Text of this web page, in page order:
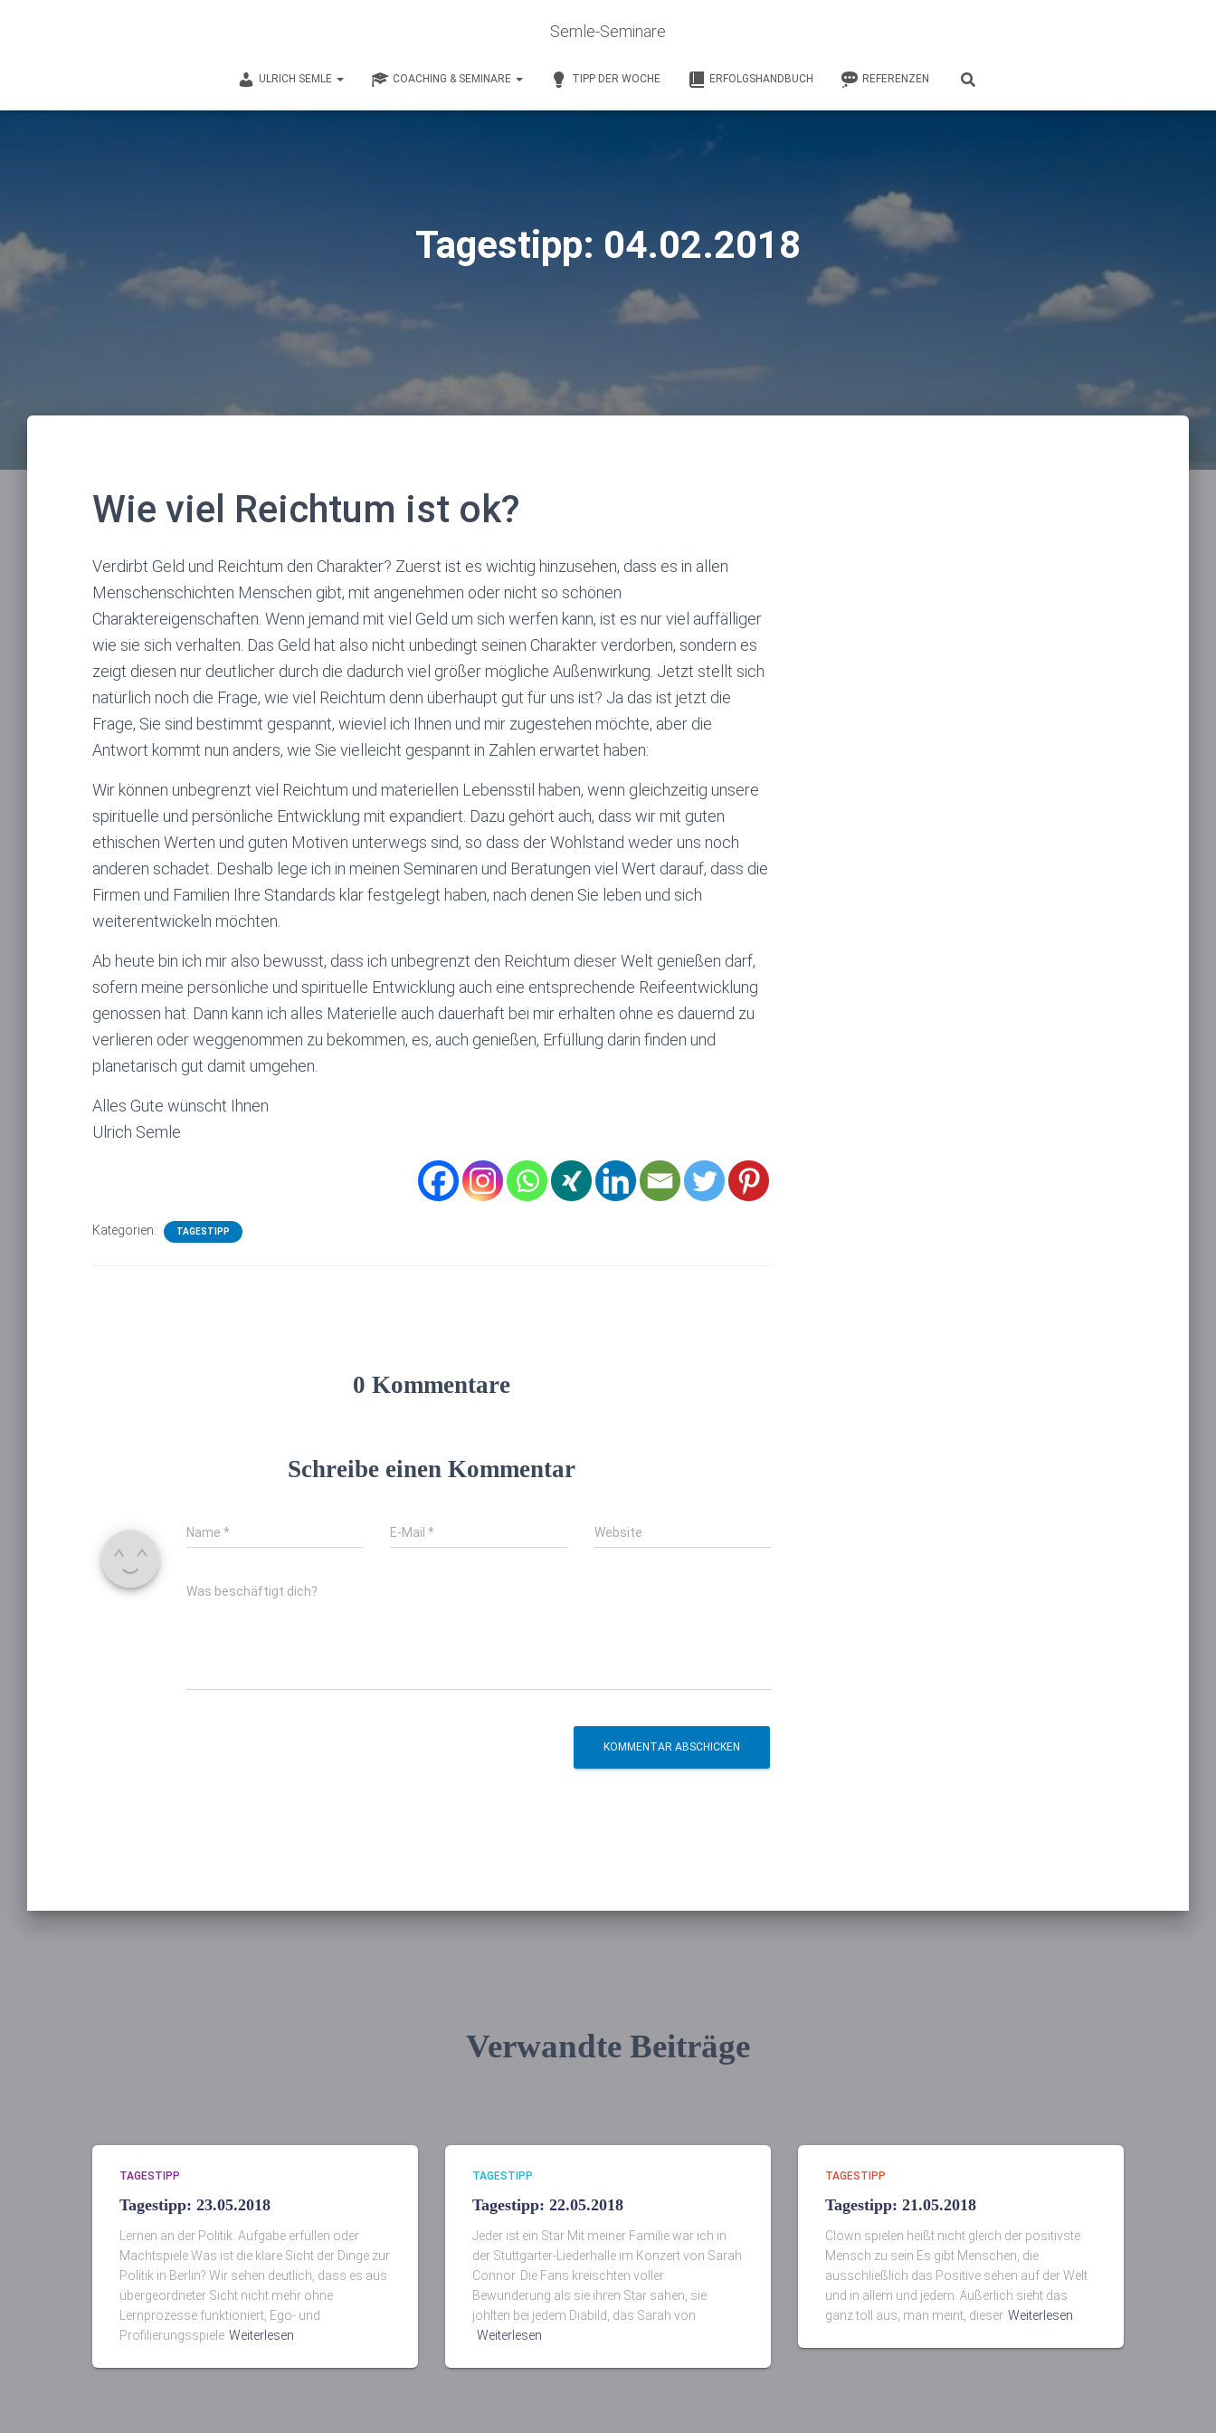
Semle-Seminare
ULRICH SEMLE COACHING & SEMINARE TIPP DER WOCHE ERFOLGSHANDBUCH REFERENZEN
Tagestipp: 04.02.2018
Wie viel Reichtum ist ok?
Verdirbt Geld und Reichtum den Charakter? Zuerst ist es wichtig hinzusehen, dass es in allen
Menschenschichten Menschen gibt, mit angenehmen oder nicht so schönen
Charaktereigenschaften. Wenn jemand mit viel Geld um sich werfen kann, ist es nur viel auffälliger
wie sie sich verhalten. Das Geld hat also nicht unbedingt seinen Charakter verdorben, sondern es
zeigt diesen nur deutlicher durch die dadurch viel größer mögliche Außenwirkung. Jetzt stellt sich
natürlich noch die Frage, wie viel Reichtum denn überhaupt gut für uns ist? Ja das ist jetzt die
Frage, Sie sind bestimmt gespannt, wieviel ich Ihnen und mir zugestehen möchte, aber die
Antwort kommt nun anders, wie Sie vielleicht gespannt in Zahlen erwartet haben:
Wir können unbegrenzt viel Reichtum und materiellen Lebensstil haben, wenn gleichzeitig unsere
spirituelle und persönliche Entwicklung mit expandiert. Dazu gehört auch, dass wir mit guten
ethischen Werten und guten Motiven unterwegs sind, so dass der Wohlstand weder uns noch
anderen schadet. Deshalb lege ich in meinen Seminaren und Beratungen viel Wert darauf, dass die
Firmen und Familien Ihre Standards klar festgelegt haben, nach denen Sie leben und sich
weiterentwickeln möchten.
Ab heute bin ich mir also bewusst, dass ich unbegrenzt den Reichtum dieser Welt genießen darf,
sofern meine persönliche und spirituelle Entwicklung auch eine entsprechende Reifeentwicklung
genossen hat. Dann kann ich alles Materielle auch dauerhaft bei mir erhalten ohne es dauernd zu
verlieren oder weggenommen zu bekommen, es, auch genießen, Erfüllung darin finden und
planetarisch gut damit umgehen.
Alles Gute wünscht Ihnen
Ulrich Semle
Kategorien: TAGESTIPP
0 Kommentare
Schreibe einen Kommentar
Name * E-Mail* Website
Was beschäftigt dich?
Verwandte Beiträge
TAGESTIPP
Tagestipp: 23.05.2018
Lernen an der Politik: Aufgabe erfüllen oder
Machtspiele Was ist die klare Sicht der Dinge zur
Politik in Berlin? Wir sehen deutlich, dass es aus
übergeordneter Sicht nicht mehr ohne
Lernprozesse funktioniert, Ego- und
Profilierungsspiele Weiterlesen
TAGESTIPP
Tagestipp: 22.05.2018
Jeder ist ein Star Mit meiner Familie war ich in
der Stuttgarter-Liederhalle im Konzert von Sarah
Connor. Die Fans kreischten voller
Bewunderung als sie ihren Star sahen, sie
johlten bei jedem Diabild, das Sarah von
Weiterlesen
TAGESTIPP
Tagestipp: 21.05.2018
Clown spielen heißt nicht gleich der positivste
Mensch zu sein Es gibt Menschen, die
ausschließlich das Positive sehen auf der Welt
und in allem und jedem. Äußerlich sieht das
ganz toll aus, man meint, dieser Weiterlesen